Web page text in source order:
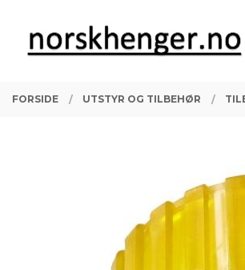
innholdet
PRODUKTER
FORSIDE UTSTYR OG TILBEHØR